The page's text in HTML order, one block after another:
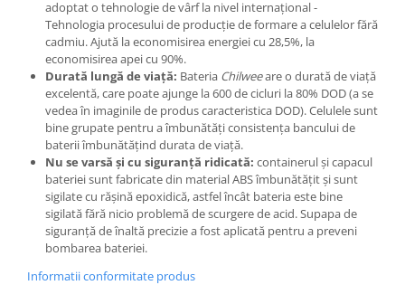
adoptat o tehnologie de vârf la nivel internațional -
Tehnologia procesului de producție de formare a celulelor fără
cadmiu. Ajută la economisirea energiei cu 28,5%, la
economisirea apei cu 90%.
Durată lungă de viață: Bateria Chilweeare o durată de viață
excelentă, care poate ajunge la 600 de cicluri la 80% DOD (a se
vedea în imaginile de produs caracteristica DOD). Celulele sunt
bine grupate pentru a îmbunătăți consistența bancului de
baterii îmbunătățind durata de viață.
Nu se varsă și cu siguranță ridicată: containerul și capacul
bateriei sunt fabricate din material ABS îmbunătățit și sunt
sigilate cu rășină epoxidică, astfel încât bateria este bine
sigilată fără nicio problemă de scurgere de acid. Supapa de
siguranță de înaltă precizie a fost aplicată pentru a preveni
bombarea bateriei.
Informatii conformitate produs